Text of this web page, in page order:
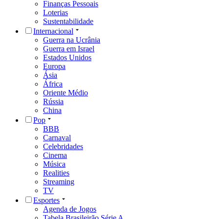
Finanças Pessoais
Loterias
Sustentabilidade
Internacional
Guerra na Ucrânia
Guerra em Israel
Estados Unidos
Europa
Ásia
África
Oriente Médio
Rússia
China
Pop
BBB
Carnaval
Celebridades
Cinema
Música
Realities
Streaming
TV
Esportes
Agenda de Jogos